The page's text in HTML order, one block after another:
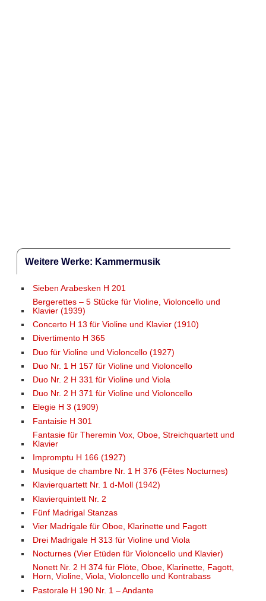
Weitere Werke: Kammermusik
Sieben Arabesken H 201
Bergerettes – 5 Stücke für Violine, Violoncello und
Klavier (1939)
Concerto H 13 für Violine und Klavier (1910)
Divertimento H 365
Duo für Violine und Violoncello (1927)
Duo Nr. 1 H 157 für Violine und Violoncello
Duo Nr. 2 H 331 für Violine und Viola
Duo Nr. 2 H 371 für Violine und Violoncello
Elegie H 3 (1909)
Fantaisie H 301
Fantasie für Theremin Vox, Oboe, Streichquartett und
Klavier
Impromptu H 166 (1927)
Musique de chambre Nr. 1 H 376 (Fêtes Nocturnes)
Klavierquartett Nr. 1 d-Moll (1942)
Klavierquintett Nr. 2
Fünf Madrigal Stanzas
Vier Madrigale für Oboe, Klarinette und Fagott
Drei Madrigale H 313 für Violine und Viola
Nocturnes (Vier Etüden für Violoncello und Klavier)
Nonett Nr. 2 H 374 für Flöte, Oboe, Klarinette, Fagott,
Horn, Violine, Viola, Violoncello und Kontrabass
Pastorale H 190 Nr. 1 – Andante